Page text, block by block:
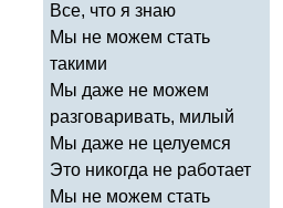
Все, что я знаю
Мы не можем стать
такими
Мы даже не можем
разговаривать, милый
Мы даже не целуемся
Это никогда не работает
Мы не можем стать